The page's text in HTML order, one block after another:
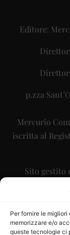
Per fornire le
memorizzare e/o
queste tecnologie ci
Editore:
p.zza
Mercurio
iscritta al
Sito gestito